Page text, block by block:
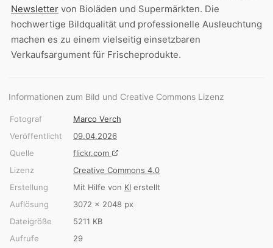
Newsletter von Bioläden und Supermärkten. Die
hochwertige Bildqualität und professionelle Ausleuchtung
machen es zu einem vielseitig einsetzbaren
Verkaufsargument für Frischeprodukte.
Informationen zum Bild und Creative Commons Lizenz
Fotograf
Marco Verch
Veröffentlicht
09.04.2026
Quelle
flickr.com
Lizenz
Creative Commons 4.0
Erstellung
Mit Hilfe von KI erstellt
Auflösung
3072 × 2048 px
Dateigröße
5211 KB
Aufrufe
29